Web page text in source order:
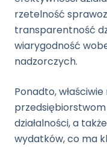
rzetelność
transparentność
wiarygodność
nadzorczych.
Ponadto,
działalności, a
wydatków, co ma